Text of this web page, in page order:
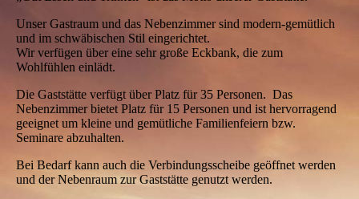
Unser Gastraum und das Nebenzimmer sind modern-gemütlich
und im schwäbischen Stil eingerichtet.
Wir verfügen über eine sehr große Eckbank, die zum
Wohlfühlen einlädt.
Die Gaststätte verfügt über Platz für 35 Personen. Das
Nebenzimmer bietet Platz für 15 Personen und ist hervorragend
geeignet um kleine und gemütliche Familienfeiern bzw.
Seminare abzuhalten.
Bei Bedarf kann auch die Verbindungsscheibe geöffnet werden
und der Nebenraum zur Gaststätte genutzt werden.